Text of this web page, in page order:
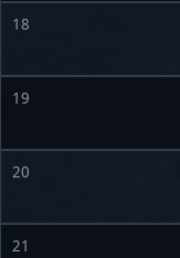
18
19
20
21